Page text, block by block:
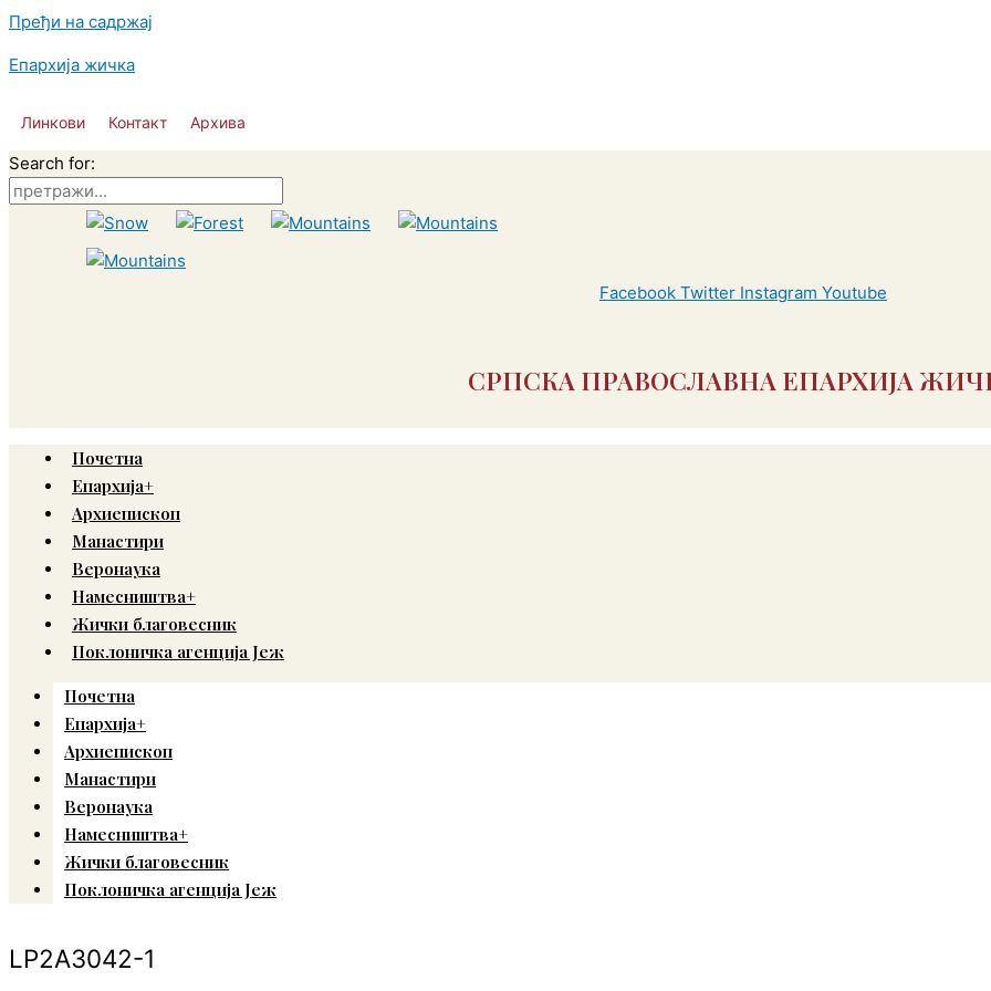
Пређи на садржај
Епархија жичка
Линкови Контакт Архива
Search for:
Facebook Twitter Instagram Youtube
СРПСКА ПРАВОСЛАВНА ЕПАРХИЈА
Почетна
Епархија+
Архиепископ
Манастири
Веронаука
Намесништва+
Жички благовесник
Поклоничка агенција Јеж
Почетна
Епархија+
Архиепископ
Манастири
Веронаука
Намесништва+
Жички благовесник
Поклоничка агенција Јеж
LP2A3042-1